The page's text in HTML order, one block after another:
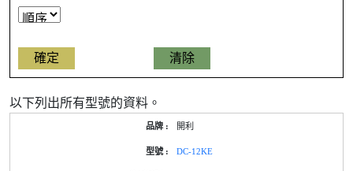
以下列出所有型號的資料。
開利
DC-12KE